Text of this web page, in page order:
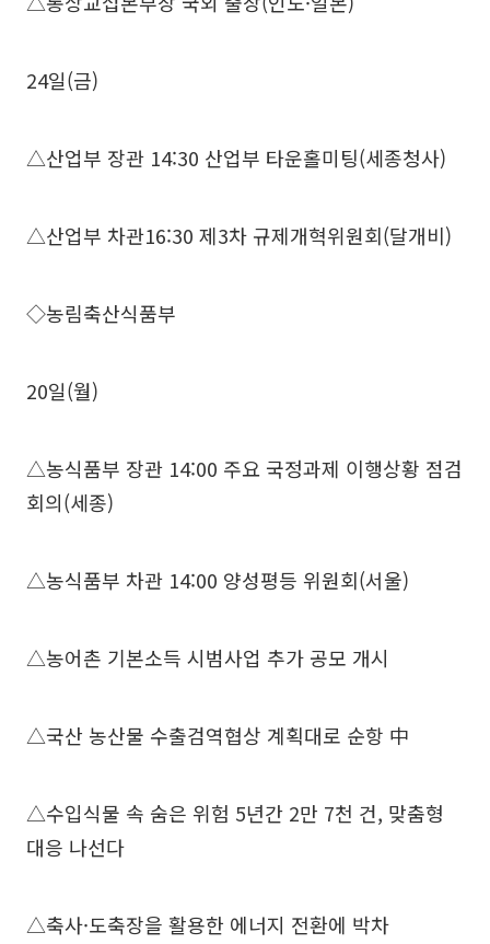
24일(금)
△산업부 장관 14:30 산업부 타운홀미팅(세종청사)
△산업부 차관16:30 제3차 규제개혁위원회(달개비)
◇농림축산식품부
20일(월)
△농식품부 장관 14:00 주요 국정과제 이행상황 점검
회의(세종)
△농식품부 차관 14:00 양성평등 위원회(서울)
△농어촌 기본소득 시범사업 추가 공모 개시
△국산 농산물 수출검역협상 계획대로 순항 中
△수입식물 속 숨은 위험 5년간 2만 7천 건, 맞춤형
대응 나선다
△축사·도축장을 활용한 에너지 전환에 박차